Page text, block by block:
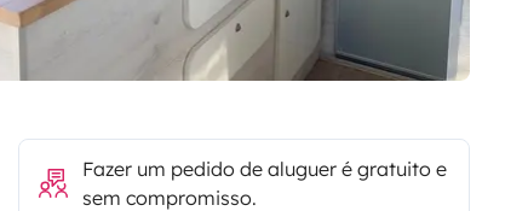
Fazer um pedido de aluguer é gratuito e
sem compromisso.